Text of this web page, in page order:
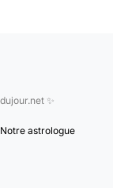
✨
Notre astrologue